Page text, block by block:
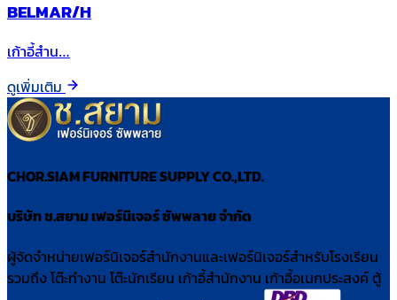
BELMAR/H
เก้าอี้สำน…
ดูเพิ่มเติม
CHOR.SIAM FURNITURE SUPPLY CO.,LTD.
บริษัท ช.สยาม เฟอร์นิเจอร์ ซัพพลาย จำกัด
ผู้จัดจำหน่ายเฟอร์นิเจอร์สำนักงานและเฟอร์นิเจอร์สำหรับโรงเรียน
รวมถึง โต๊ะทำงาน โต๊ะนักเรียน เก้าอี้สำนักงาน เก้าอี้อเนกประสงค์ ตู้